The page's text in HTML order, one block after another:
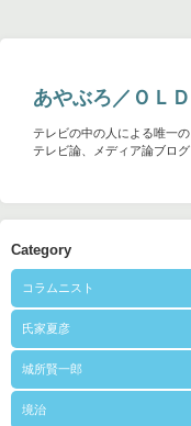
あやぶろ／ＯＬＤ
テレビの中の人による唯一の
テレビ論、メディア論ブログ
Category
コラムニスト
氏家夏彦
城所賢一郎
境治